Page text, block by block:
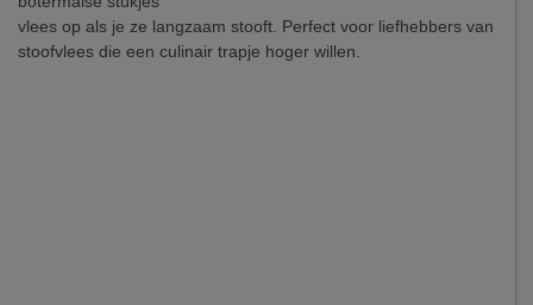
vlees op als je ze langzaam stooft. Perfect voor liefhebbers van
stoofvlees die een culinair trapje hoger willen.